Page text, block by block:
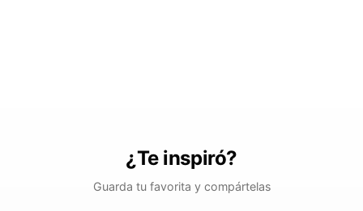
¿Te inspiró?
Guarda tu favorita y compártelas